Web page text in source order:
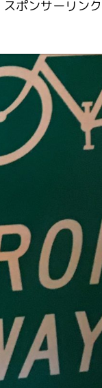
スポンサーリンク